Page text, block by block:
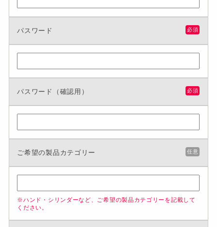
パスワード 必須
パスワード（確認用） 必須
ご希望の製品カテゴリー 任意
※ハンド・シリンダーなど、ご希望の製品カテゴリーを記載して
ください。